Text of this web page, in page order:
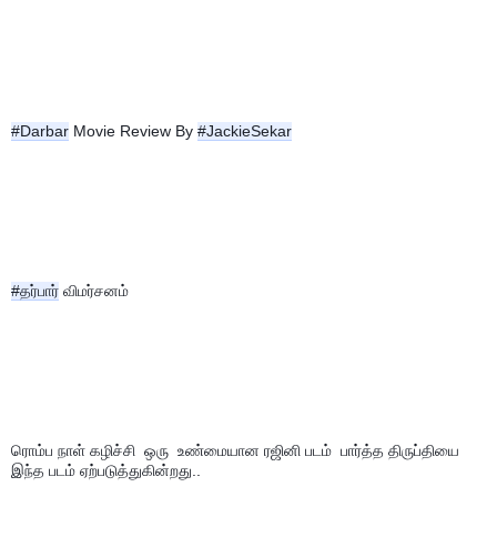
#Darbar Movie Review By #JackieSekar
#தர்பார் விமர்சனம்
ரொம்ப நாள் கழிச்சி  ஒரு  உண்மையான ரஜினி படம்  பார்த்த திருப்தியை
இந்த படம் ஏற்படுத்துகின்றது..